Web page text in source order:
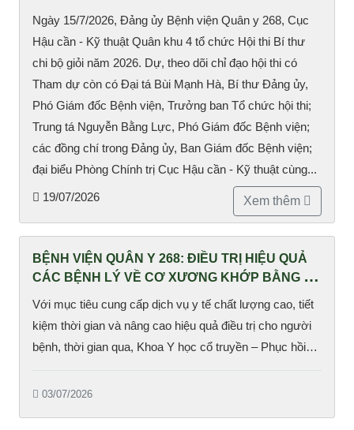
Ngày 15/7/2026, Đảng ủy Bệnh viện Quân y 268, Cục
Hậu cần - Kỹ thuật Quân khu 4 tổ chức Hội thi Bí thư
chi bộ giỏi năm 2026. Dự, theo dõi chỉ đạo hội thi có
Tham dự còn có Đại tá Bùi Mạnh Hà, Bí thư Đảng ủy,
Phó Giám đốc Bệnh viện, Trưởng ban Tổ chức hội thi;
Trung tá Nguyễn Bằng Lực, Phó Giám đốc Bệnh viện;
các đồng chí trong Đảng ủy, Ban Giám đốc Bệnh viện;
đại biểu Phòng Chính trị Cục Hậu cần - Kỹ thuật cùng...
19/07/2026 Xem thêm
BỆNH VIỆN QUÂN Y 268: ĐIỀU TRỊ HIỆU QUẢ
CÁC BỆNH LÝ VỀ CƠ XƯƠNG KHỚP BẰNG KỸ
THUẬT TIÊN TIẾN
Với mục tiêu cung cấp dịch vụ y tế chất lượng cao, tiết
kiệm thời gian và nâng cao hiệu quả điều trị cho người
bệnh, thời gian qua, Khoa Y học cổ truyền – Phục hồi
ứng dụng nhiều kỹ thuật tiên tiến trong điều trị bệnh lý về
03/07/2026